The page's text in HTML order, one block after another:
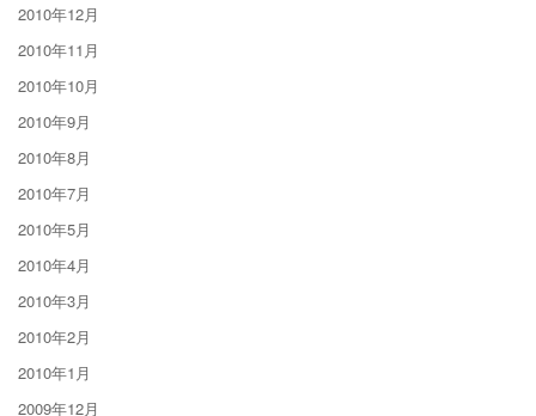
2010年12月
2010年11月
2010年10月
2010年9月
2010年8月
2010年7月
2010年5月
2010年4月
2010年3月
2010年2月
2010年1月
2009年12月